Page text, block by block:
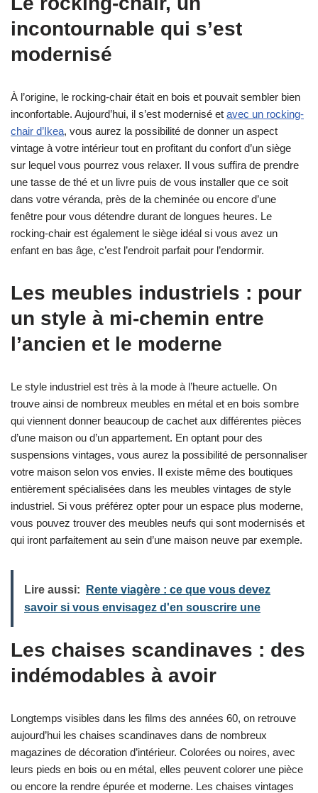
incontournable qui s’est
modernisé
À l’origine, le rocking-chair était en bois et pouvait sembler bien
inconfortable. Aujourd’hui, il s’est modernisé et avec un rocking-
chair d’Ikea, vous aurez la possibilité de donner un aspect
vintage à votre intérieur tout en profitant du confort d’un siège
sur lequel vous pourrez vous relaxer. Il vous suffira de prendre
une tasse de thé et un livre puis de vous installer que ce soit
dans votre véranda, près de la cheminée ou encore d’une
fenêtre pour vous détendre durant de longues heures. Le
rocking-chair est également le siège idéal si vous avez un
enfant en bas âge, c’est l’endroit parfait pour l’endormir.
Les meubles industriels : pour
un style à mi-chemin entre
l’ancien et le moderne
Le style industriel est très à la mode à l’heure actuelle. On
trouve ainsi de nombreux meubles en métal et en bois sombre
qui viennent donner beaucoup de cachet aux différentes pièces
d’une maison ou d’un appartement. En optant pour des
suspensions vintages, vous aurez la possibilité de personnaliser
votre maison selon vos envies. Il existe même des boutiques
entièrement spécialisées dans les meubles vintages de style
industriel. Si vous préférez opter pour un espace plus moderne,
vous pouvez trouver des meubles neufs qui sont modernisés et
qui iront parfaitement au sein d’une maison neuve par exemple.
Lire aussi:
Rente viagère : ce que vous devez
savoir si vous envisagez d'en souscrire une
Les chaises scandinaves : des
indémodables à avoir
Longtemps visibles dans les films des années 60, on retrouve
aujourd’hui les chaises scandinaves dans de nombreux
magazines de décoration d’intérieur. Colorées ou noires, avec
leurs pieds en bois ou en métal, elles peuvent colorer une pièce
ou encore la rendre épurée et moderne. Les chaises vintages